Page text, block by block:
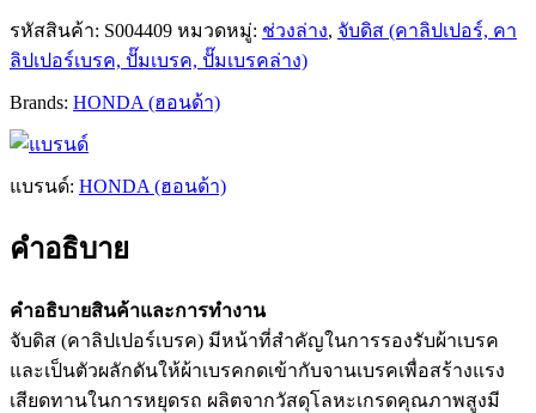
รหัสสินค้า: S004409 หมวดหมู่: ช่วงล่าง, จับดิส (คาลิปเปอร์, คา
ลิปเปอร์เบรค, ปั๊มเบรค, ปั๊มเบรคล่าง)
Brands: HONDA (ฮอนด้า)
แบรนด์: HONDA (ฮอนด้า)
คำอธิบาย
คำอธิบายสินค้าและการทำงาน
จับดิส (คาลิปเปอร์เบรค) มีหน้าที่สำคัญในการรองรับผ้าเบรค
และเป็นตัวผลักดันให้ผ้าเบรคกดเข้ากับจานเบรคเพื่อสร้างแรง
เสียดทานในการหยุดรถ ผลิตจากวัสดุโลหะเกรดคุณภาพสูงมี